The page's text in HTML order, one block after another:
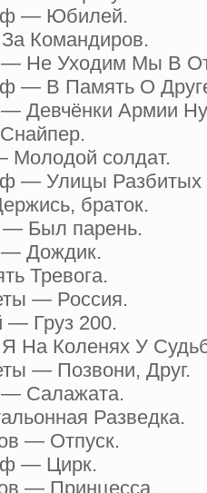
— Юбилей.
Командиров.
— Не Уходим Мы В
— В Память О
— Девчёнки Армии
Молодой солдат.
— Улицы Разбитых
браток.
— Был парень.
— Дождик.
Тревога.
— Россия.
— Груз 200.
На Коленях У
— Позвони, Друг.
— Салажата.
Разведка.
— Отпуск.
— Цирк.
— Принцесса.